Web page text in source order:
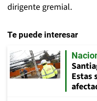
dirigente gremial.
Te puede interesar
Estas